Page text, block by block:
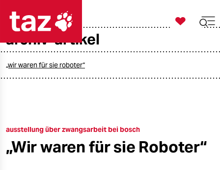
öko
gesellschaft

taz zahl ich
archiv-artikel
„wir waren für sie roboter“
ausstellung über zwangsarbeit bei bosch
„Wir waren für sie Roboter“